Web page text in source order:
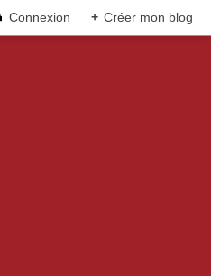
Connexion + Créer mon blog